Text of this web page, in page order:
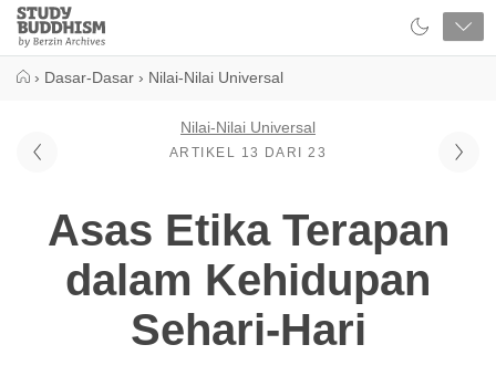
Close
Study
Buddhism
› Dasar-Dasar › Nilai-Nilai Universal
Nilai-Nilai Universal
ARTIKEL 13 DARI 23
Asas Etika Terapan
dalam Kehidupan
Sehari-Hari